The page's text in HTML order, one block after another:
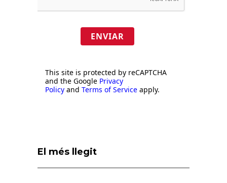
ENVIAR
This site is protected by reCAPTCHA
and the Google Privacy
Policy and Terms of Service apply.
El més llegit